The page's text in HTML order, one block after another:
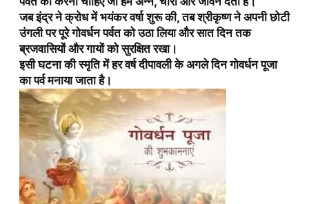
जब इंद्र ने क्रोध में भयंकर वर्षा शुरू की, तब श्रीकृष्ण ने अपनी छोटी
उंगली पर पूरे गोवर्धन पर्वत को उठा लिया और सात दिन तक
ब्रजवासियों और गायों को सुरक्षित रखा।
इसी घटना की स्मृति मेंहर वर्ष दीपावली के अगले दिन गोवर्धन पूजा
का पर्व मनाया जाता है।